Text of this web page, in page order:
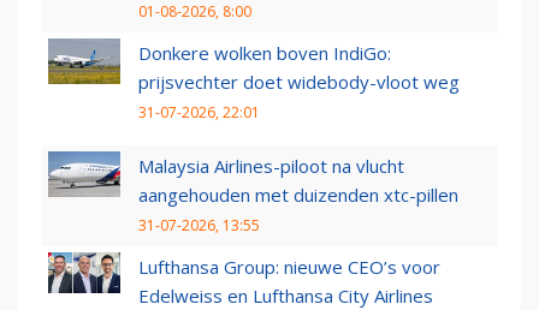
01-08-2026, 8:00
Donkere wolken boven IndiGo:
prijsvechter doet widebody-vloot weg
31-07-2026, 22:01
Malaysia Airlines-piloot na vlucht
aangehouden met duizenden xtc-pillen
31-07-2026, 13:55
Lufthansa Group: nieuwe CEO’s voor
Edelweiss en Lufthansa City Airlines